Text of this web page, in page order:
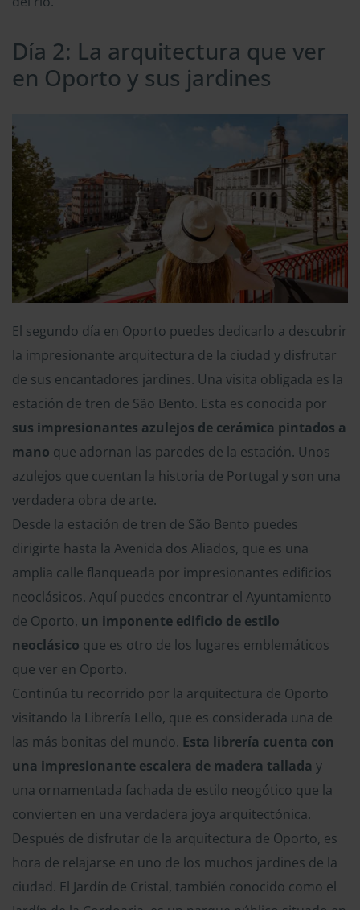
Día 2: La arquitectura que ver
en Oporto y sus jardines
El segundo día en Oporto puedes dedicarlo a descubrir
la impresionante arquitectura de la ciudad y disfrutar
de sus encantadores jardines. Una visita obligada es la
estación de tren de São Bento. Esta es conocida por
sus impresionantes azulejos de cerámica pintados a
mano que adornan las paredes de la estación. Unos
azulejos que cuentan la historia de Portugal y son una
verdadera obra de arte.
Desde la estación de tren de São Bento puedes
dirigirte hasta la Avenida dos Aliados, que es una
amplia calle flanqueada por impresionantes edificios
neoclásicos. Aquí puedes encontrar el Ayuntamiento
de Oporto, un imponente edificio de estilo
neoclásico que es otro de los lugares emblemáticos
que ver en Oporto.
Continúa tu recorrido por la arquitectura de Oporto
visitando la Librería Lello, que es considerada una de
las más bonitas del mundo. Esta librería cuenta con
una impresionante escalera de madera tallada y
una ornamentada fachada de estilo neogótico que la
convierten en una verdadera joya arquitectónica.
Después de disfrutar de la arquitectura de Oporto, es
hora de relajarse en uno de los muchos jardines de la
ciudad. El Jardín de Cristal, también conocido como el